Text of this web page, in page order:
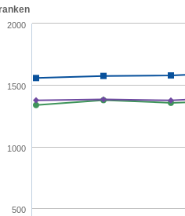
die Genauigkeit der Ergebnisse
Die auf Basis der
Stichprobenfehler und sind
Schätzwerte wird durch
ausgewiesen. Beispiel: Schätzwert = 130 mit einem Vertrauensintervall von +/- 7:
etwa 28 Prozent der